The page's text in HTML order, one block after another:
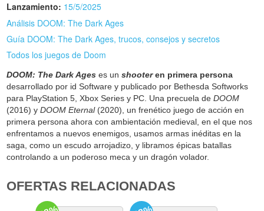
Lanzamiento: 15/5/2025
Análisis DOOM: The Dark Ages
Guía DOOM: The Dark Ages, trucos, consejos y secretos
Todos los juegos de Doom
DOOM: The Dark Ages es unshooteren primera persona
desarrollado por id Software y publicado por Bethesda Softworks
para PlayStation 5, Xbox Series y PC. Una precuela deDOOM
(2016) yDOOM Eternal(2020), un frenético juego de acción en
primera persona ahora con ambientación medieval, en el que nos
enfrentamos a nuevos enemigos, usamos armas inéditas en la
saga, como un escudo arrojadizo, y libramos épicas batallas
controlando a un poderoso meca y un dragón volador.
OFERTAS RELACIONADAS